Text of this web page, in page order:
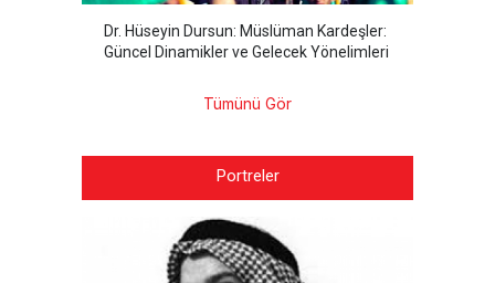
Dr. Hüseyin Dursun: Müslüman Kardeşler:
Güncel Dinamikler ve Gelecek Yönelimleri
Tümünü Gör
Portreler